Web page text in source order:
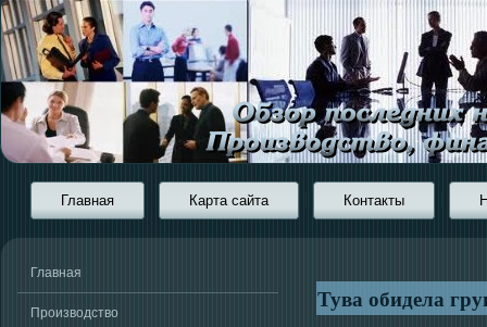
Главная Карта сайта Контакты
Главная
Производство Тува обидела